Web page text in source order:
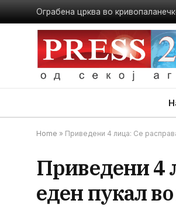
Ограбена црква во
Home » Приведени 4 лица: Се
Приведени 4
еден пукал